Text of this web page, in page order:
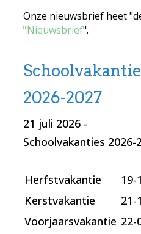
Onze nieuwsbrief heet
"Nieuwsbrief".
2026-2027
21 juli 2026-
Schoolvakanties 2026-
Herfstvakantie
19-
Kerstvakantie
21-
Voorjaarsvakantie 22-